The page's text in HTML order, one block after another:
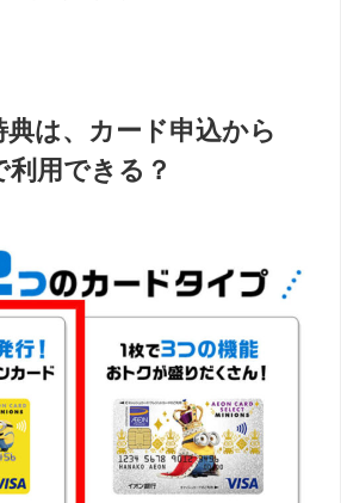
典は、カード申込から
用できる？